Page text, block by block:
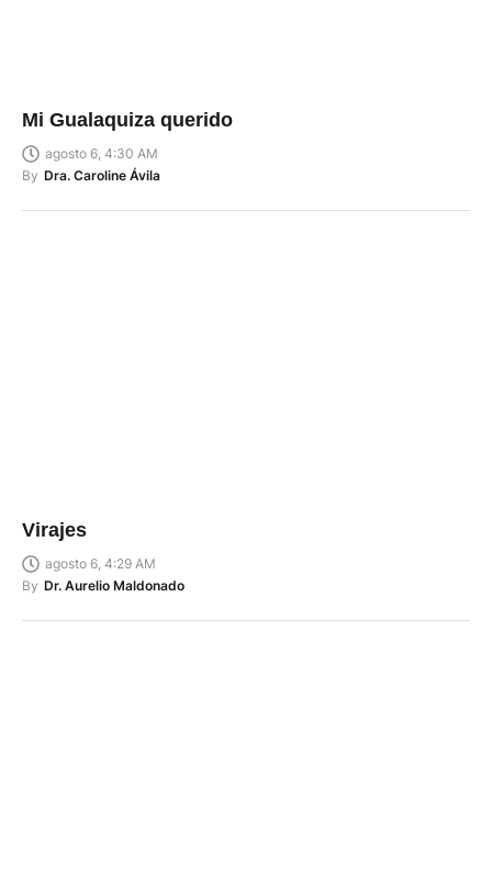
Mi Gualaquiza querido
agosto 6, 4:30 AM
By Dra. Caroline Ávila
Virajes
agosto 6, 4:29 AM
By Dr. Aurelio Maldonado